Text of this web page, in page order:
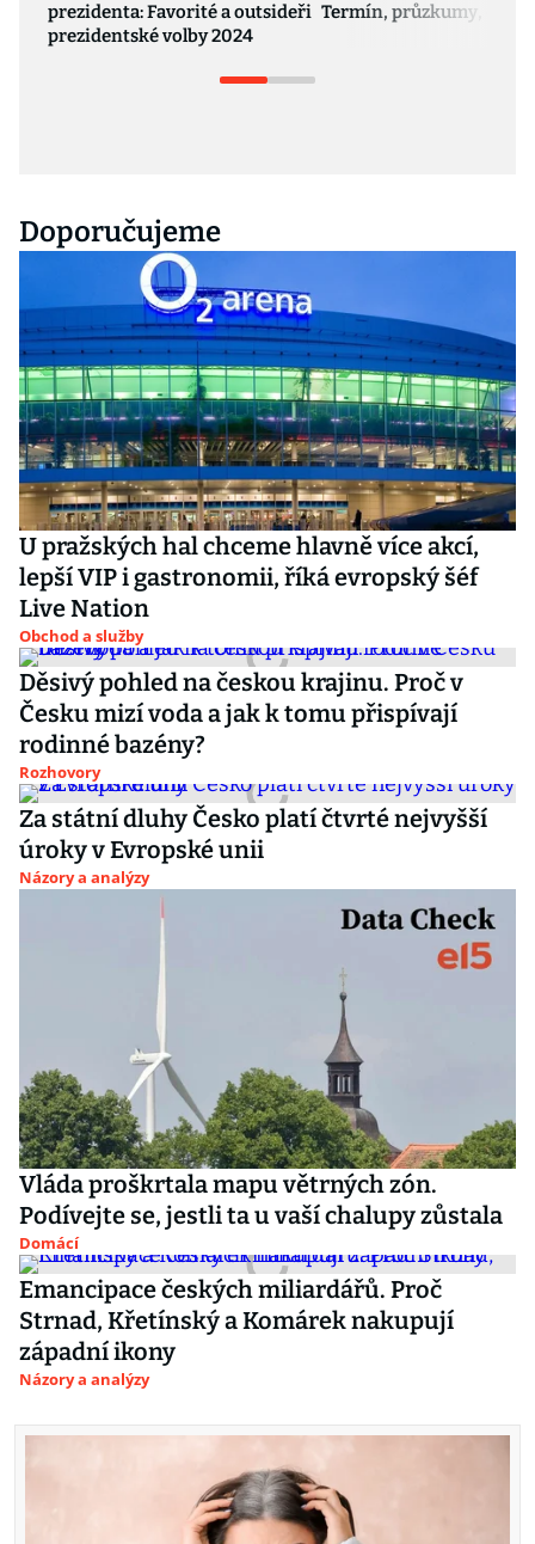
prezidenta: Favorité a outsideři
prezidentské volby 2024
Termín, průzkumy,
Doporučujeme
U pražských hal chceme hlavně více akcí,
lepší VIP i gastronomii, říká evropský šéf
Live Nation
Obchod a služby
Děsivý pohled na českou krajinu. Proč v
Česku mizí voda a jak k tomu přispívají
rodinné bazény?
Rozhovory
Za státní dluhy Česko platí čtvrté nejvyšší
úroky v Evropské unii
Názory a analýzy
Vláda proškrtala mapu větrných zón.
Podívejte se, jestli ta u vaší chalupy zůstala
Domácí
Emancipace českých miliardářů. Proč
Strnad, Křetínský a Komárek nakupují
západní ikony
Názory a analýzy